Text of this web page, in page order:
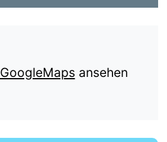
GoogleMaps ansehen